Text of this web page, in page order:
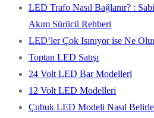
LED Trafo Nasıl Bağlanır? :
Akım Sürücü Rehberi
LED’ler Çok Isınıyor ise Ne
Toptan LED Satışı
24 Volt LED Bar Modelleri
12 Volt LED Modelleri
Çubuk LED Modeli Nasıl